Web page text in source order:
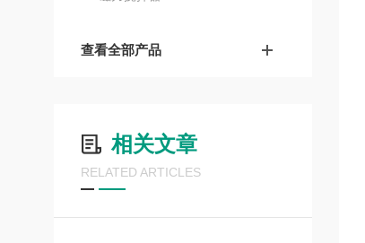
查看全部产品
相关文章
RELATED ARTICLES